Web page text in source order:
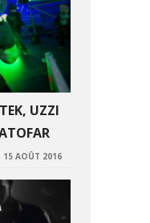
UZZI
15 AOÛT 2016